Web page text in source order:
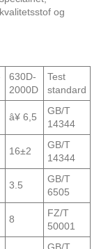
og
630D-
2000D
Test
standard
â¥ 6,5
GB/T
14344
16±2
GB/T
14344
3.5
GB/T
6505
8
FZ/T
50001